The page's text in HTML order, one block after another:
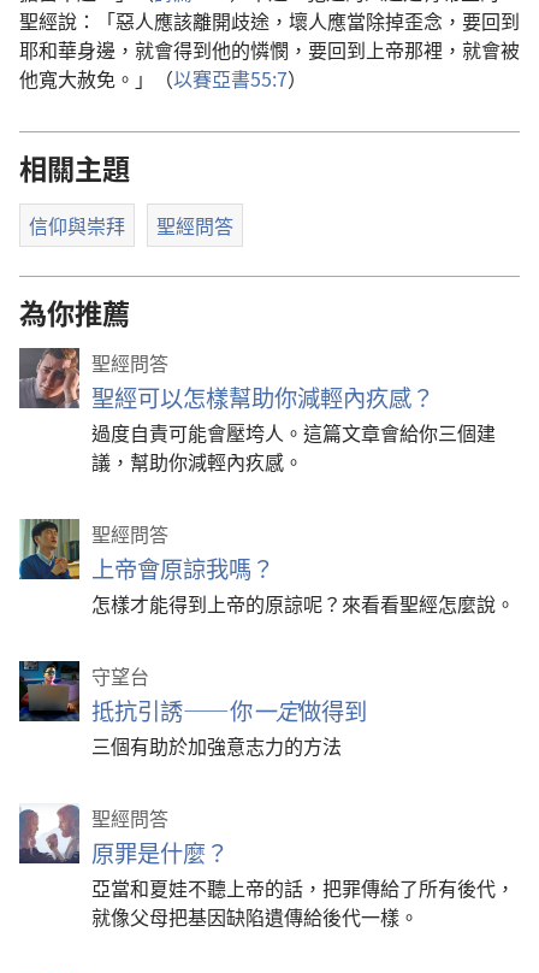
聖經說：「惡人應該離開歧途，壞人應當除掉歪念，要回到
耶和華身邊，就會得到他的憐憫，要回到上帝那裡，就會被
他寬大赦免。」（以賽亞書55:7）
相關主題
信仰與崇拜 聖經問答
為你推薦
聖經問答
聖經可以怎樣幫助你減輕內疚感？
過度自責可能會壓垮人。這篇文章會給你三個建
議，幫助你減輕內疚感。
聖經問答
上帝會原諒我嗎？
怎樣才能得到上帝的原諒呢？來看看聖經怎麼說。
守望台
抵抗引誘——你一定做得到
三個有助於加強意志力的方法
聖經問答
原罪是什麼？
亞當和夏娃不聽上帝的話，把罪傳給了所有後代，
就像父母把基因缺陷遺傳給後代一樣。